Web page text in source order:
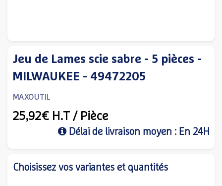
Jeu de Lames scie sabre - 5 pièces -
MILWAUKEE - 49472205
MAXOUTIL
25,92€ H.T / Pièce
Délai de livraison moyen : En 24H
Choisissez vos variantes et quantités